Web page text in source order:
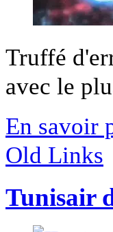
Truffé
avec le
En savoir
Old Links
Tunisair